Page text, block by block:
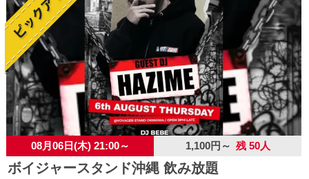
08月06日(木) 21:00～ 1,100円～ 残 50人
ボイジャースタンド沖縄 飲み放題